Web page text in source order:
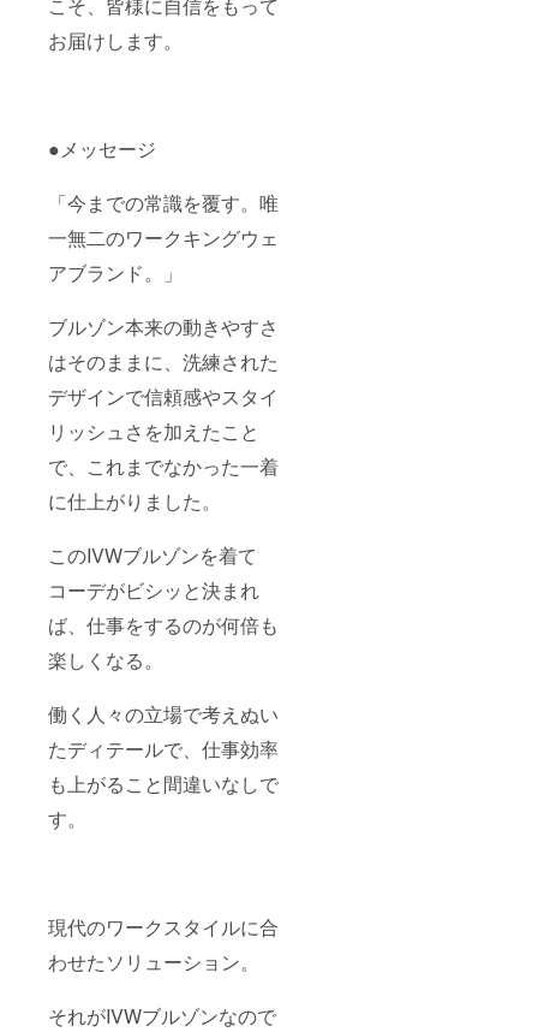
こそ、皆様に自信をもって
お届けします。
●メッセージ
「今までの常識を覆す。唯
一無二のワークキングウェ
アブランド。」
ブルゾン本来の動きやすさ
はそのままに、洗練された
デザインで信頼感やスタイ
リッシュさを加えたこと
で、これまでなかった一着
に仕上がりました。
このIVWブルゾンを着て
コーデがビシッと決まれ
ば、仕事をするのが何倍も
楽しくなる。
働く人々の立場で考えぬい
たディテールで、仕事効率
も上がること間違いなしで
す。
現代のワークスタイルに合
わせたソリューション。
それがIVWブルゾンなので